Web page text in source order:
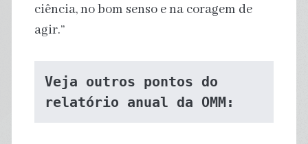
ciência, no bom senso e na coragem de
agir.”
Veja outros pontos do
relatório anual da OMM: